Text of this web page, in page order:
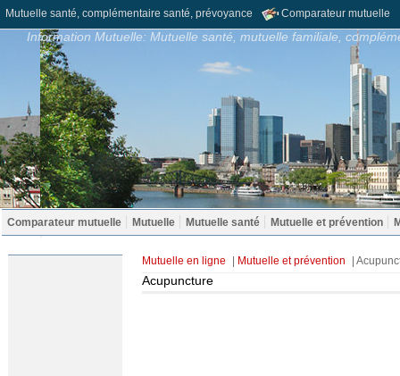
Mutuelle santé, complémentaire santé, prévoyance Comparateur mutuelle
Information Mutuelle: Mutuelle santé, mutuelle familiale,
Comparateur mutuelle Mutuelle Mutuelle santé Mutuelle et prévention
Mutuelle en ligne Mutuelle et prévention |
Acupuncture